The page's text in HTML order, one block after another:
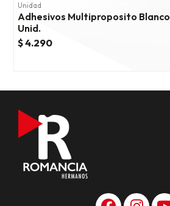
Unidad
Adhesivos Multiproposito Blanco
Unid.
$ 4.290